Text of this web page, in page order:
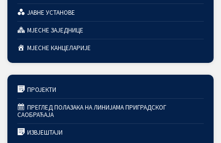
ЈАВНЕ УСТАНОВЕ
МЈЕСНЕ ЗАЈЕДНИЦЕ
МЈЕСНЕ КАНЦЕЛАРИЈЕ
ПРОЈЕКТИ
ПРЕГЛЕД ПОЛАЗАКА НА ЛИНИЈАМА ПРИГРАДСКОГ
САОБРАЋАЈА
ИЗВЈЕШТАЈИ